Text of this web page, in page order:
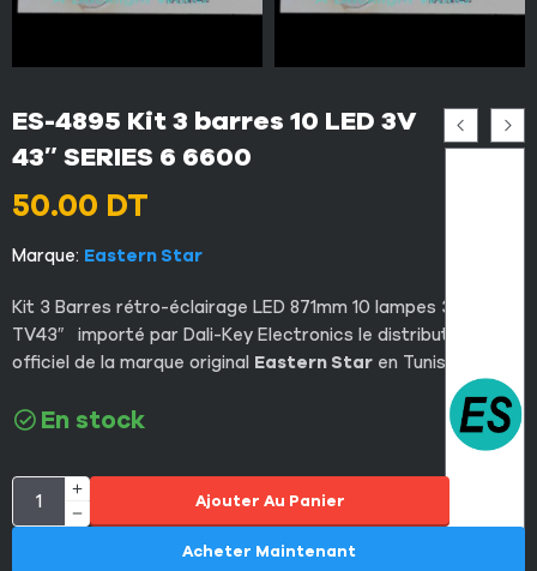
ES-4895 Kit 3 barres 10 LED 3V
43″ SERIES 6 6600
50.00 DT
Marque: Eastern Star
Kit 3 Barres rétro-éclairage LED 871mm 10 lampes 3V pour
TV43″ importé par Dali-Key Electronics le distributeur
officiel de la marque original Eastern Star en Tunisie
En stock
Ajouter Au Panier
Acheter Maintenant